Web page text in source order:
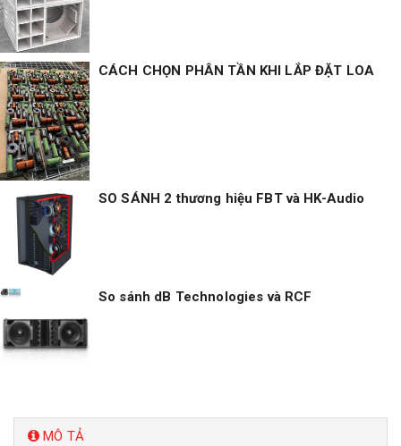
CÁCH CHỌN PHÂN TẦN KHI LẮP ĐẶT LOA
SO SÁNH 2 thương hiệu FBT và HK-Audio
So sánh dB Technologies và RCF
MÔ TẢ